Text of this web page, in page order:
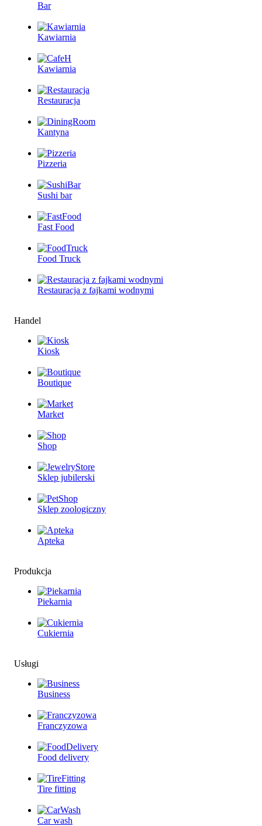
Bar
Kawiarnia
Kawiarnia
Restauracja
Kantyna
Pizzeria
Sushi bar
Fast Food
Food Truck
Restauracjа z fajkami wodnymi
Handel
Kiosk
Boutique
Market
Shop
Sklep jubilerski
Sklep zoologiczny
Apteka
Produkcja
Piekarnia
Cukiernia
Usługi
Business
Franczyzowa
Food delivery
Tire fitting
Car wash